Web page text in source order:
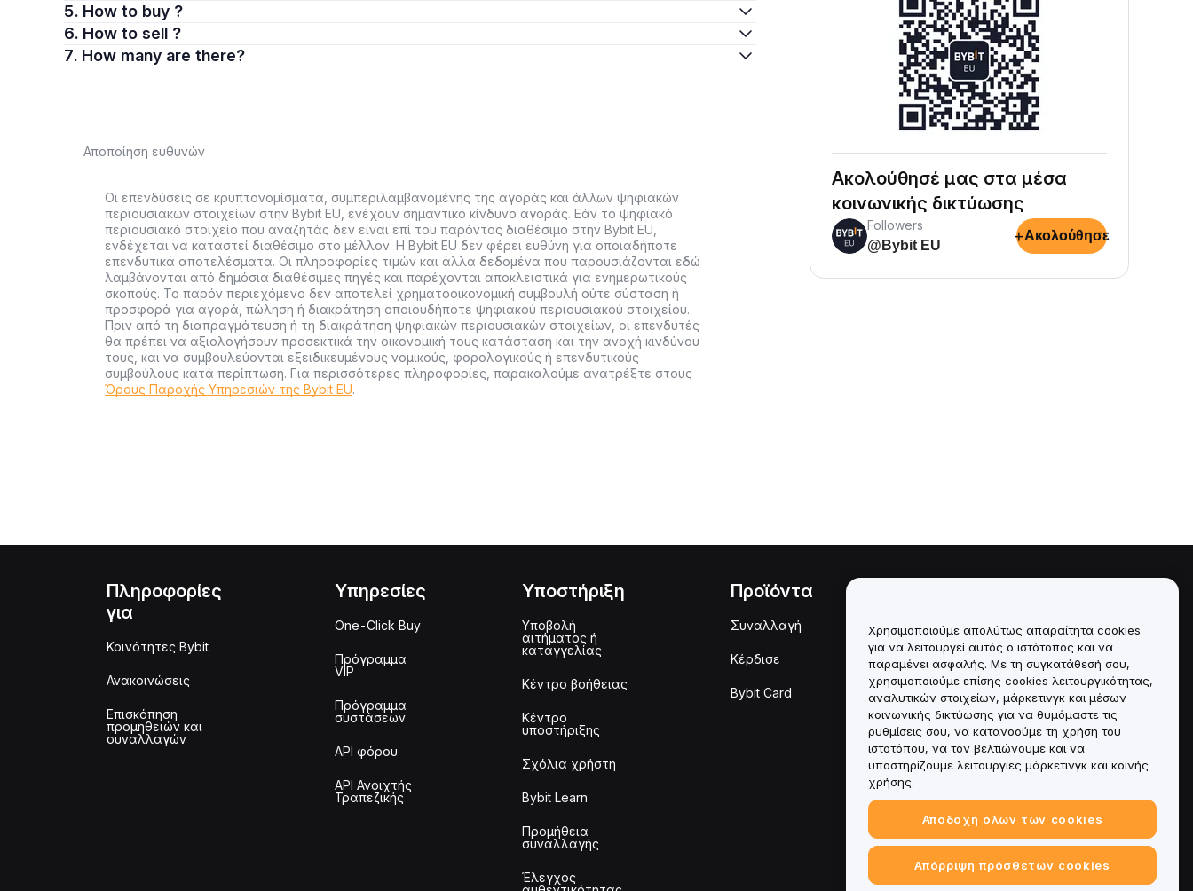
5. How to buy ?
6. How to sell ?
7. How many are there?
Αποποίηση ευθυνών
Οι επενδύσεις σε κρυπτονομίσματα, συμπεριλαμβανομένης της αγοράς και άλλων ψηφιακών
περιουσιακών στοιχείων στην Bybit EU, ενέχουν σημαντικό κίνδυνο αγοράς. Εάν το ψηφιακό
περιουσιακό στοιχείο που αναζητάς δεν είναι επί του παρόντος διαθέσιμο στην Bybit EU,
ενδέχεται να καταστεί διαθέσιμο στο μέλλον. Η Bybit EU δεν φέρει ευθύνη για οποιαδήποτε
επενδυτικά αποτελέσματα. Οι πληροφορίες τιμών και άλλα δεδομένα που παρουσιάζονται εδώ
λαμβάνονται από δημόσια διαθέσιμες πηγές και παρέχονται αποκλειστικά για ενημερωτικούς
σκοπούς. Το παρόν περιεχόμενο δεν αποτελεί χρηματοοικονομική συμβουλή ούτε σύσταση ή
προσφορά για αγορά, πώληση ή διακράτηση οποιουδήποτε ψηφιακού περιουσιακού στοιχείου.
Πριν από τη διαπραγμάτευση ή τη διακράτηση ψηφιακών περιουσιακών στοιχείων, οι επενδυτές
θα πρέπει να αξιολογήσουν προσεκτικά την οικονομική τους κατάσταση και την ανοχή κινδύνου
τους, και να συμβουλεύονται εξειδικευμένους νομικούς, φορολογικούς ή επενδυτικούς
συμβούλους κατά περίπτωση. Για περισσότερες πληροφορίες, παρακαλούμε ανατρέξτε στους
Όρους Παροχής Υπηρεσιών της Bybit EU.
Ακολούθησέ μας στα μέσα
κοινωνικής δικτύωσης
Followers
@Bybit EU
+Ακολούθησε
Πληροφορίες
για
Κοινότητες Bybit
Ανακοινώσεις
Επισκόπηση
προμηθειών και
συναλλαγών
Υπηρεσίες
One-Click Buy
Πρόγραμμα
VIP
Πρόγραμμα
συστάσεων
API φόρου
API Ανοιχτής
Τραπεζικής
Υποστήριξη
Υποβολή
αιτήματος ή
καταγγελίας
Κέντρο βοήθειας
Κέντρο
υποστήριξης
Σχόλια χρήστη
Bybit Learn
Προμήθεια
συναλλαγής
Έλεγχος
Προϊόντα
Συναλλαγή
Κέρδισε
Bybit Card
Πολιτική σύγκρουσης
συμφερόντων
Σύνοψη της Πολιτικής
Θεματοφυλακής και
Διαχείρισης
Πληροφορίες ESG
Crypto-Asset White Papers
Χρησιμοποιούμε απολύτως απαραίτητα cookies
για να λειτουργεί αυτός ο ιστότοπος και να
παραμένει ασφαλής. Με τη συγκατάθεσή σου,
χρησιμοποιούμε επίσης cookies λειτουργικότητας,
αναλυτικών στοιχείων, μάρκετινγκ και μέσων
κοινωνικής δικτύωσης για να θυμόμαστε τις
ρυθμίσεις σου, να κατανοούμε τη χρήση του
ιστοτόπου, να τον βελτιώνουμε και να
υποστηρίζουμε λειτουργίες μάρκετινγκ και κοινής
χρήσης.
Αποδοχή όλων των cookies
Απόρριψη πρόσθετων cookies